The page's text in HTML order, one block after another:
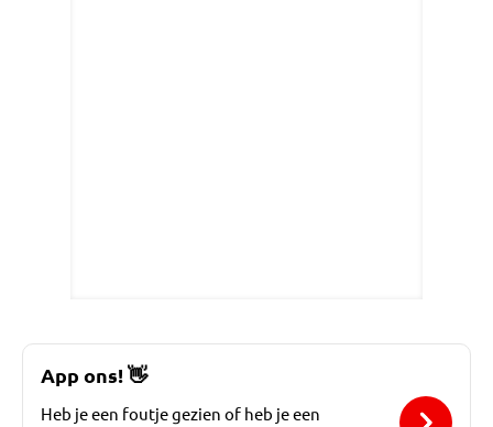
App ons!👋
Heb je een foutje gezien of heb je een